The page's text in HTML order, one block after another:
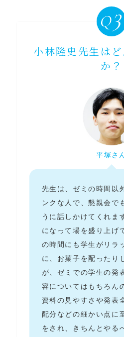
小林隆史先生は
か？
平塚さ
先生は、ゼミの時間以
ンクな人で、懇親会で
うに話しかけてくれま
になって場を盛り上げ
の時間にも学生がリラ
に、お菓子を配ったり
が、ゼミでの学生の発
容についてはもちろん
資料の見やすさや発表
配分などの細かい点に
をされ、きちんとやる